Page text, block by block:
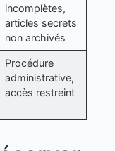
incomplètes,
articles secrets
non archivés
Procédure
administrative,
accès restreint